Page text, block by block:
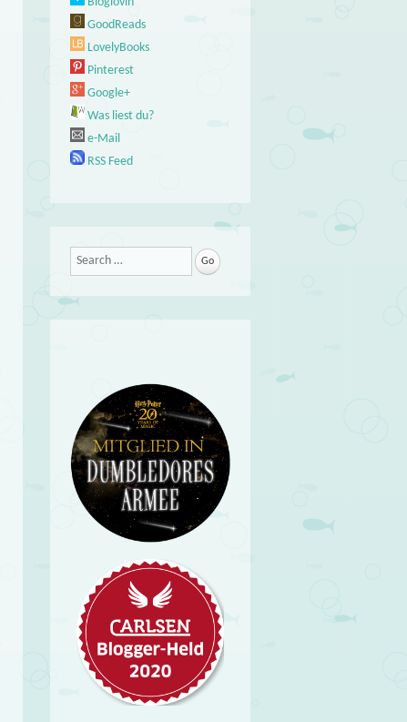
GoodReads
LovelyBooks
Pinterest
Google+
Was liest du?
e-Mail
RSS Feed
Search